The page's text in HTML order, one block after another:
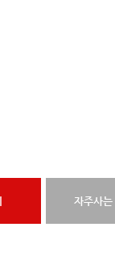
자주사